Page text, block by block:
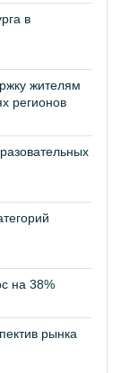
в
жителям
регионов
на 38%
рынка